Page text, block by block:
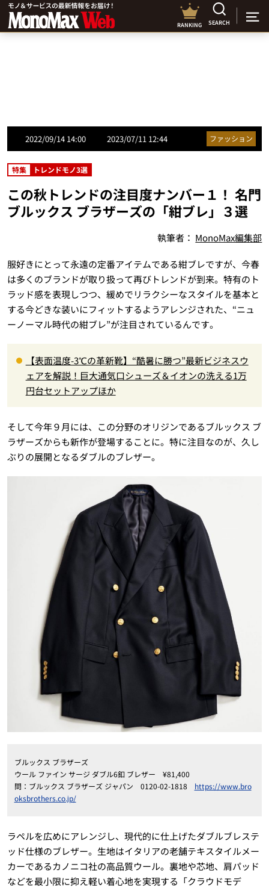
RANKING SEARCH
2022/09/14 14:00 2023/07/11 12:44 ファッション
特集 トレンドモノ3選
この秋トレンドの注目度ナンバー１！ 名門
ブルックス ブラザーズの「紺ブレ」３選
執筆者： MonoMax編集部
服好きにとって永遠の定番アイテムである紺ブレですが、今春
は多くのブランドが取り扱って再びトレンドが到来。特有のト
ラッド感を表現しつつ、緩めでリラクシーなスタイルを基本と
する今どきな装いにフィットするようアレンジされた、“ニュ
ーノーマル時代の紺ブレ”が注目されているんです。
【表面温度-3℃の革新靴】“酷暑に勝つ”最新ビジネスウ
ェアを解説！巨大通気口シューズ＆イオンの洗える1万
円台セットアップほか
そして今年９月には、この分野のオリジンであるブルックス ブ
ラザーズからも新作が登場することに。特に注目なのが、久し
ぶりの展開となるダブルのブレザー。
ブルックス ブラザーズ
ウール ファイン サージ ダブル6釦 ブレザー ¥81,400
問：ブルックス ブラザーズ ジャパン 0120-02-1818 https://www.bro
oksbrothers.co.jp/
ラペルを広めにアレンジし、現代的に仕上げたダブルブレステ
ッド仕様のブレザー。生地はイタリアの老舗テキスタイルメー
カーであるカノニコ社の高品質ウール。裏地や芯地、肩パッド
などを最小限に抑え軽い着心地を実現する「クラウドモデ